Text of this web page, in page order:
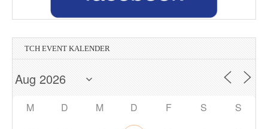
TCH EVENT KALENDER
M D M D F S S